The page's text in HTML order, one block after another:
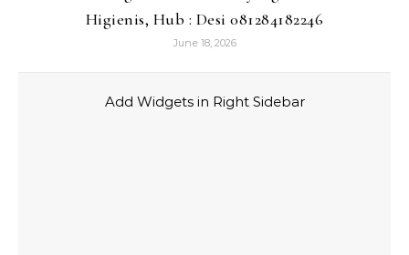
Higienis, Hub : Desi 081284182246
June 18, 2026
Add Widgets in Right Sidebar